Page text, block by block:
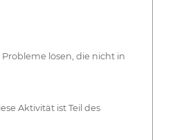
lösen, die nicht in
Aktivität ist Teil des